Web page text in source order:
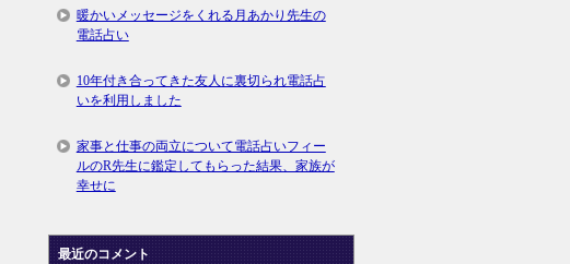
暖かいメッセージをくれる月あかり先生の
電話占い
10年付き合ってきた友人に裏切られ電話占
いを利用しました
家事と仕事の両立について電話占いフィー
ルのR先生に鑑定してもらった結果、家族が
幸せに
最近のコメント